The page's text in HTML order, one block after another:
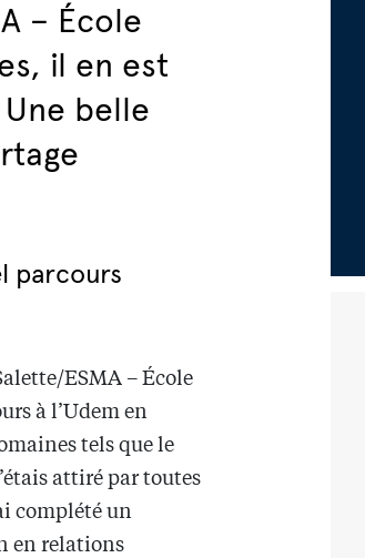
– École
il en est
belle
parcours
ESMA – École
à l’Udem en
tels que le
attiré par toutes
complété un
en relations